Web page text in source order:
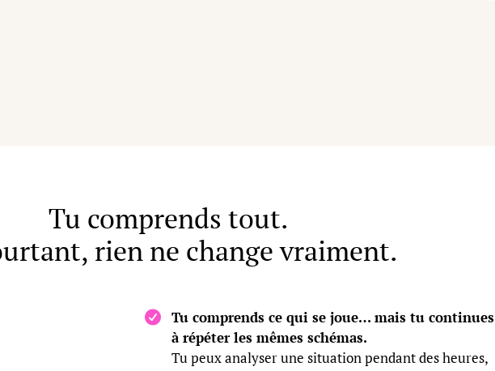
Tu comprends tout.
rien ne change vraiment.
Tu comprends ce qui se joue… mais tu continues
à répéter les mêmes schémas.
Tu peux analyser une situation pendant des heures,